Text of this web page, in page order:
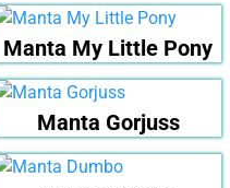
Manta My Little Pony
Manta Gorjuss